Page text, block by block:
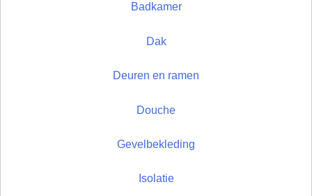
Badkamer
Dak
Deuren en ramen
Douche
Gevelbekleding
Isolatie